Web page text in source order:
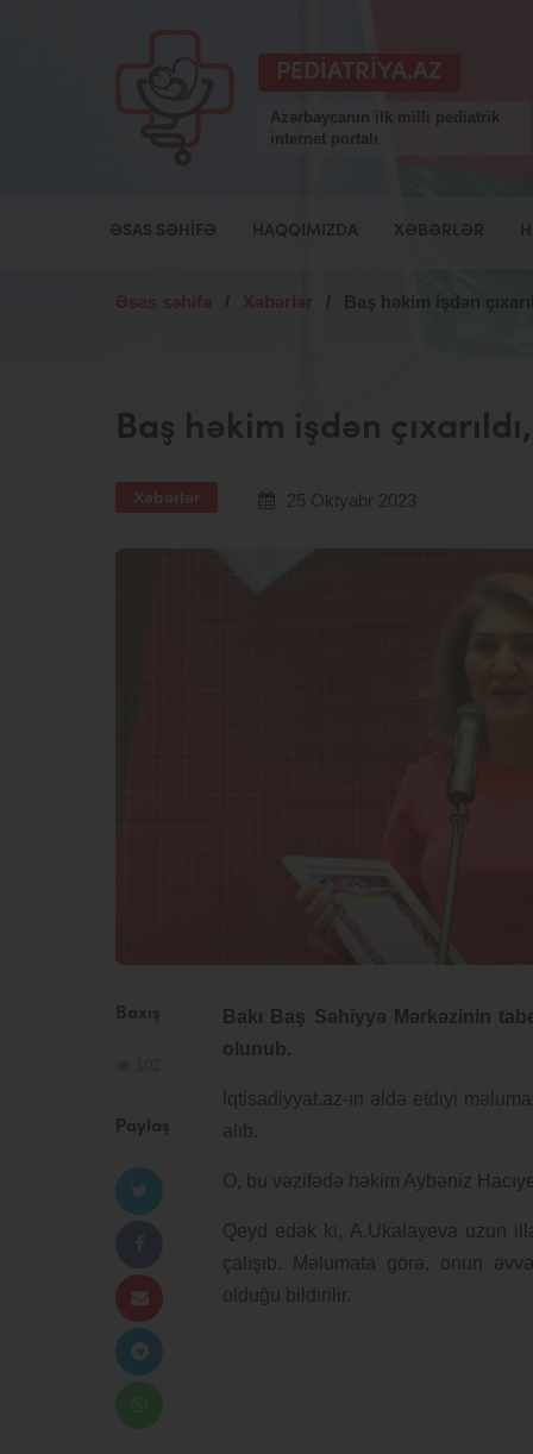
PEDIATRIYA.AZ
Azərbaycanın ilk milli pediatrik
internet portalı
ƏSAS SƏHIFƏ HAQQIMIZDA XƏBƏRLƏR
Əsas səhifə / Xəbərlər / Baş həkim işdən
Baş həkim işdən
Xəbərlər 25 Oktyabr 2023
Baxış
Paylaş
Bakı Baş Səhiyyə Mərkəzinin
olunub.
İqtisadiyyat.az-ın əldə etdiyi
alıb.
O, bu vəzifədə həkim Aybəniz
Qeyd edək ki, A.Ukalayeva uzun
çalışıb. Məlumata görə, onun
olduğu bildirilir.